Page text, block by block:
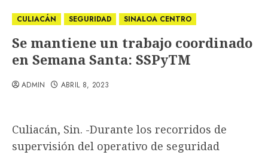
CULIACÁN SEGURIDAD SINALOA CENTRO
Se mantiene un trabajo coordinado
en Semana Santa: SSPyTM
ADMIN ABRIL 8, 2023
Culiacán, Sin. -Durante los recorridos de
supervisión del operativo de seguridad